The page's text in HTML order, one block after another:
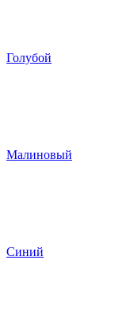
Голубой
Малиновый
Синий